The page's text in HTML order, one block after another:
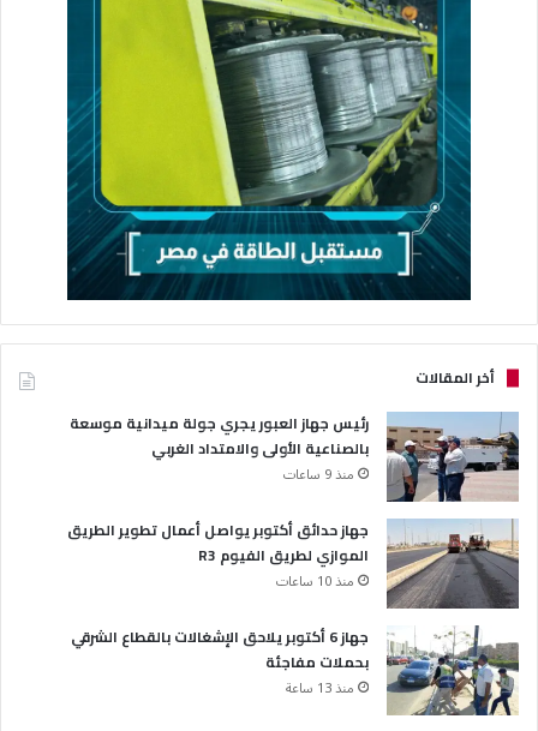
أخر المقالات
رئيس جهاز العبور يجري جولة ميدانية موسعة
بالصناعية الأولى والامتداد الغربي
منذ 9 ساعات
جهاز حدائق أكتوبر يواصل أعمال تطوير الطريق
الموازي لطريق الفيوم R3
منذ 10 ساعات
جهاز 6 أكتوبر يلاحق الإشغالات بالقطاع الشرقي
بحملات مفاجئة
منذ 13 ساعة